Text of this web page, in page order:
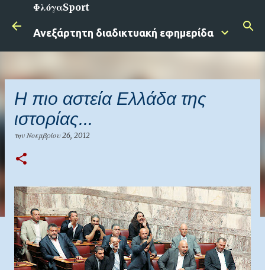
Μετάβαση στο κύριο περιεχόμενο
ΦλόγαSport
Ανεξάρτητη διαδικτυακή εφημερίδα
Η πιο αστεία Ελλάδα της
ιστορίας...
την Νοεμβρίου 26, 2012